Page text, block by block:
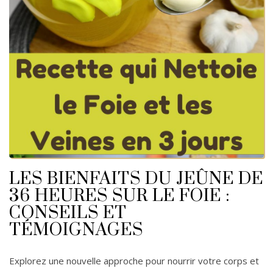
LES BIENFAITS DU JEÛNE DE
36 HEURES SUR LE FOIE :
CONSEILS ET
TÉMOIGNAGES
Explorez une nouvelle approche pour nourrir votre corps et